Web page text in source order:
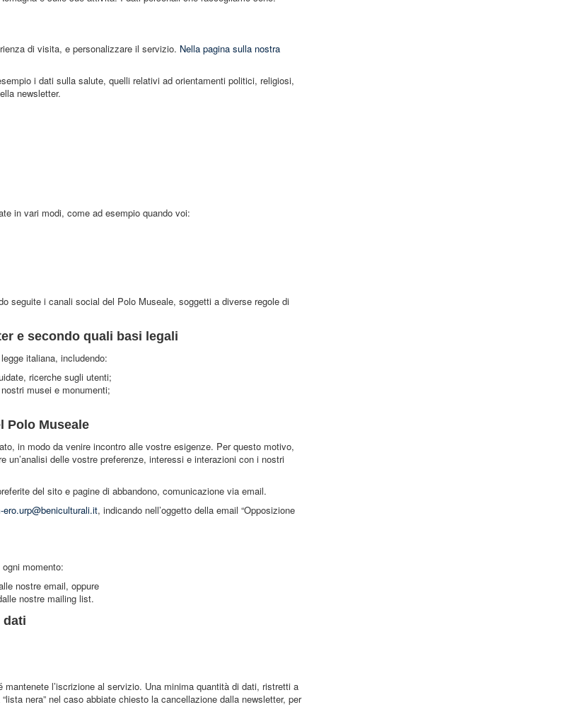
di visita, e personalizzare il servizio. Nella pagina sulla nostra
i dati sulla salute, quelli relativi ad orientamenti politici, religiosi,
newsletter.
in vari modi, come ad esempio quando voi:
seguite i canali social del Polo Museale, soggetti a diverse regole di
e secondo quali basi legali
italiana, includendo:
ricerche sugli utenti;
musei e monumenti;
Polo Museale
in modo da venire incontro alle vostre esigenze. Per questo motivo,
delle vostre preferenze, interessi e interazioni con i nostri
del sito e pagine di abbandono, comunicazione via email.
ero.urp@beniculturali.it, indicando nell’oggetto della email “Opposizione
momento:
nostre email, oppure
nostre mailing list.
dati
l’iscrizione al servizio. Una minima quantità di dati, ristretti a
nera” nel caso abbiate chiesto la cancellazione dalla newsletter, per